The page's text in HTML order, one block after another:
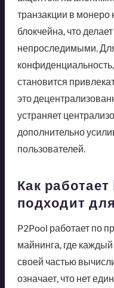
транзакции в монеро
блокчейна, что
непроследимыми. Для
становится
это
устраняет
дополнительно
пользователей.
Как
подходит
P2Pool работает по
майнинга, где
своей частью
означает, что нет